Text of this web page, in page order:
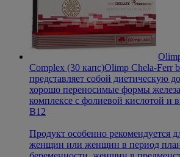
Complex (30 капс)Olimp Chela-Ferr
представляет собой диетическую
хорошо переносимые формы
комплексе с фолиевой кислотой и
B12
Продукт особенно рекомендуется
женщин или женщин в период